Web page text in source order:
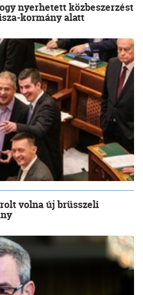
nyerhetett közbeszerzést
kormány alatt
volna új brüsszeli